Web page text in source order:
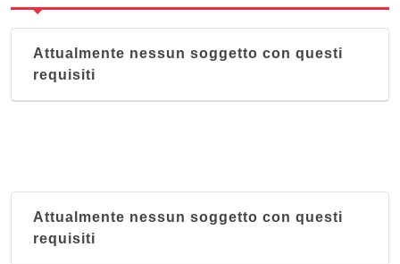
Attualmente nessun soggetto con questi
requisiti
Attualmente nessun soggetto con questi
requisiti